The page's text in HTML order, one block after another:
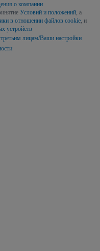
о компании
Условий и положений, а
в отношении файлов cookie, и
устройств
лицам/Ваши настройки